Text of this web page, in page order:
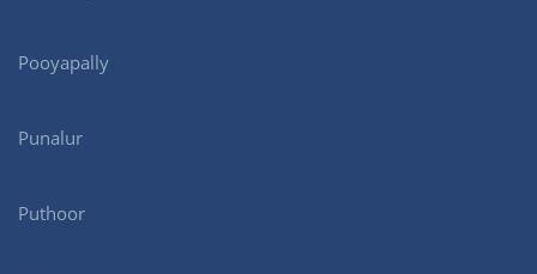
Pooyapally
Punalur
Puthoor